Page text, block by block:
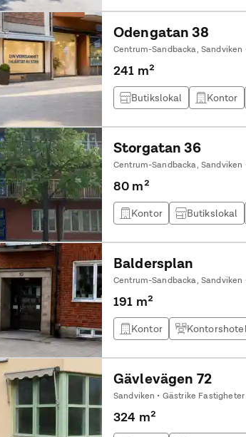
Odengatan 38
Centrum-Sandbacka, Sandviken
241 m²
Butikslokal Kontor
Storgatan 36
Centrum-Sandbacka, Sandviken
80 m²
Kontor Butikslokal
Baldersplan
Centrum-Sandbacka, Sandviken
191 m²
Kontor
Gävlevägen 72
Sandviken • Gästrike Fastigheter
324 m²